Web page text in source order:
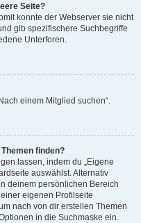
Seite?
konnte der Webserver sie nicht
gib spezifischere Suchbegriffe
Unterforen.
einem Mitglied suchen“.
finden?
lassen, indem du „Eigene
auswählst. Alternativ
deinem persönlichen Bereich
eigenen Profilseite
nach von dir erstellen Themen
in die Suchmaske ein.